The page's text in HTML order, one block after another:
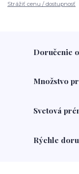
Strážiť cenu / dostupnosť
Doručenie
Množstvo
Svetová
Rýchle